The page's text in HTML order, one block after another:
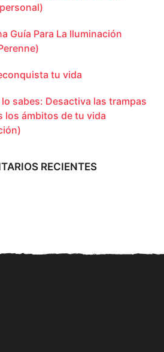
Guía Para La Iluminación
tu vida
sabes: Desactiva las trampas
los ámbitos de tu vida
RECIENTES